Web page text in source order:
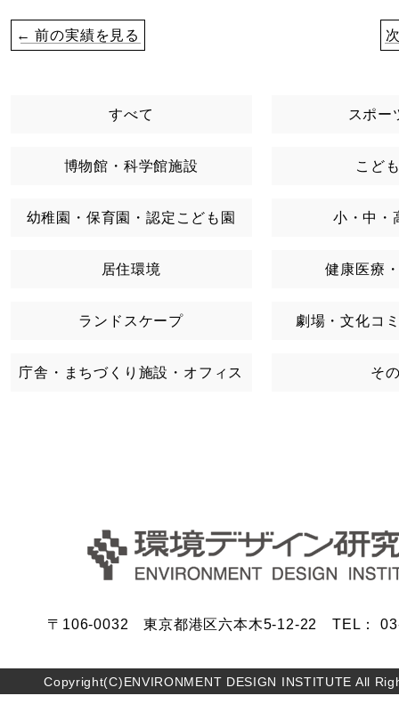
← 前の実績を見る
すべて スポー
博物館・科学館施設 こど
幼稚園・保育園・認定こども園 小・中・
居住環境 健康医療
ランドスケープ 劇場・文化コ
庁舎・まちづくり施設・オフィス そ
〒106-0032 東京都港区六本木5-12-22 TEL：
Copyright(C)ENVIRONMENT DESIGN INSTITUTE All